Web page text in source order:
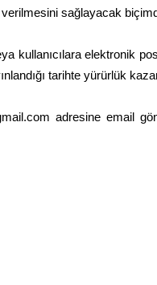
sağlayacak
kullanıcılara elektronik
tarihte yürürlük
adresine email